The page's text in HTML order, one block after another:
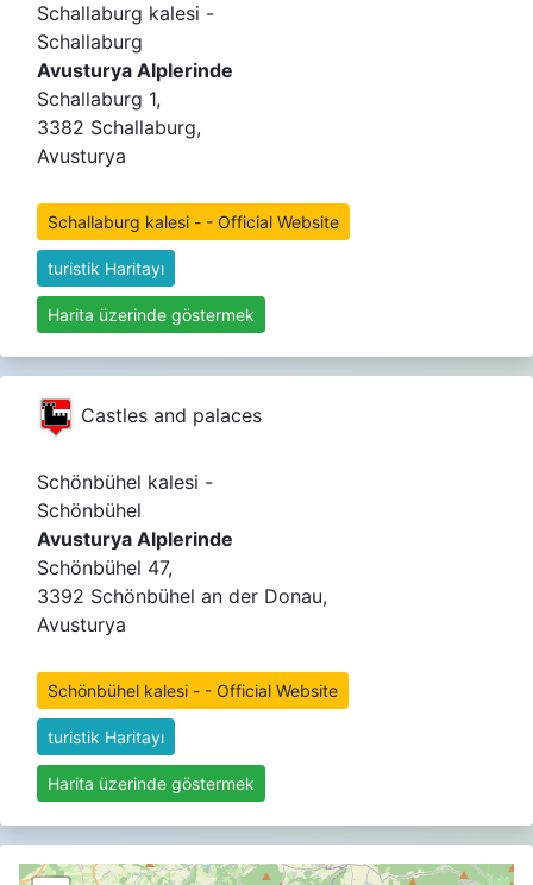
Schallaburg kalesi -
Schallaburg
Avusturya Alplerinde
Schallaburg 1,
3382 Schallaburg,
Avusturya
Schallaburg kalesi - - Official Website
turistik Haritayı
Harita üzerinde göstermek
Castles and palaces
Schönbühel kalesi -
Schönbühel
Avusturya Alplerinde
Schönbühel 47,
3392 Schönbühel an der Donau,
Avusturya
Schönbühel kalesi - - Official Website
turistik Haritayı
Harita üzerinde göstermek